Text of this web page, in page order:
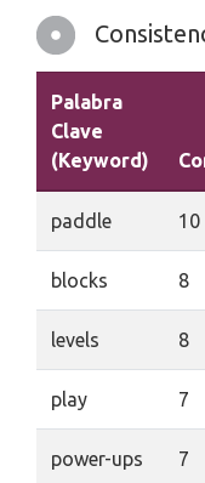
Palabra
Clave
(Keyword)
paddle 10
blocks 8
levels 8
play 7
power-ups 7